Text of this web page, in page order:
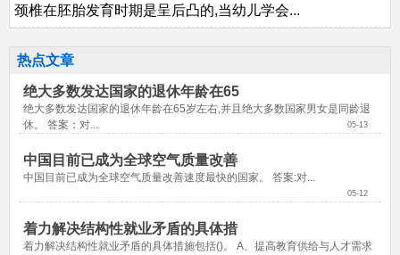
颈椎在胚胎发育时期是呈后凸的,当幼儿学会...
热点文章
绝大多数发达国家的退休年龄在65
绝大多数发达国家的退休年龄在65岁左右,并且绝大多数国家男女是同龄退
休。 答案：对...
05-13
中国目前已成为全球空气质量改善
中国目前已成为全球空气质量改善速度最快的国家。 答案:对...
05-12
着力解决结构性就业矛盾的具体措
着力解决结构性就业矛盾的具体措施包括()。 A、提高教育供给与人才需求